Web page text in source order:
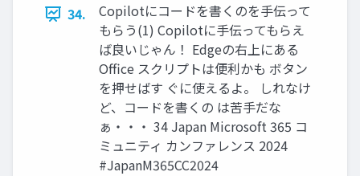
34.
Copilotにコードを書くのを手伝って
もらう(1) Copilotに手伝ってもらえ
ば良いじゃん！ Edgeの右上にある
Office スクリプトは便利かも ボタン
を押せばす ぐに使えるよ。 しれなけ
ど、コードを書くの は苦手だな
ぁ・・・ 34 Japan Microsoft 365 コ
ミュニティ カンファレンス 2024
#JapanM365CC2024